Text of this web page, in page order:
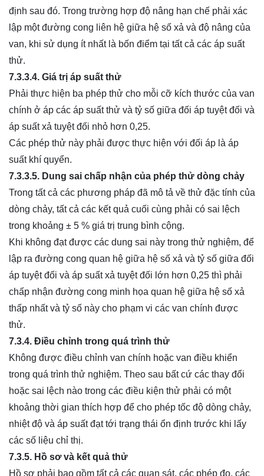
định sau đó. Trong trường hợp độ nâng hạn chế phải xác
lập một đường cong liên hệ giữa hệ số xả và độ nâng của
van, khi sử dụng ít nhất là bốn điểm tại tất cả các áp suất
thử.
7.3.3.4. Giá trị áp suất thử
Phải thực hiện ba phép thử cho mỗi cỡ kích thước của van
chính ở áp các áp suất thử và tỷ số giữa đối áp tuyệt đối và
áp suất xả tuyệt đối nhỏ hơn 0,25.
Các phép thử này phải được thực hiện với đối áp là áp
suất khí quyển.
7.3.3.5. Dung sai chấp nhận của phép thử dòng chảy
Trong tất cả các phương pháp đã mô tả về thử đặc tính của
dòng chảy, tất cả các kết quả cuối cùng phải có sai lệch
trong khoảng ± 5 % giá trị trung bình cộng.
Khi không đạt được các dung sai này trong thử nghiệm, để
lập ra đường cong quan hệ giữa hệ số xả và tỷ số giữa đối
áp tuyệt đối và áp suất xả tuyệt đối lớn hơn 0,25 thì phải
chấp nhận đường cong minh họa quan hệ giữa hệ số xả
thấp nhất và tỷ số này cho phạm vi các van chính được
thử.
7.3.4. Điều chỉnh trong quá trình thử
Không được điều chỉnh van chính hoặc van điều khiển
trong quá trình thử nghiệm. Theo sau bất cứ các thay đổi
hoặc sai lệch nào trong các điều kiện thử phải có một
khoảng thời gian thích hợp để cho phép tốc độ dòng chảy,
nhiệt độ và áp suất đạt tới trạng thái ổn định trước khi lấy
các số liệu chỉ thị.
7.3.5. Hồ sơ và kết quả thử
Hồ sơ phải bao gồm tất cả các quan sát, các phép đo, các